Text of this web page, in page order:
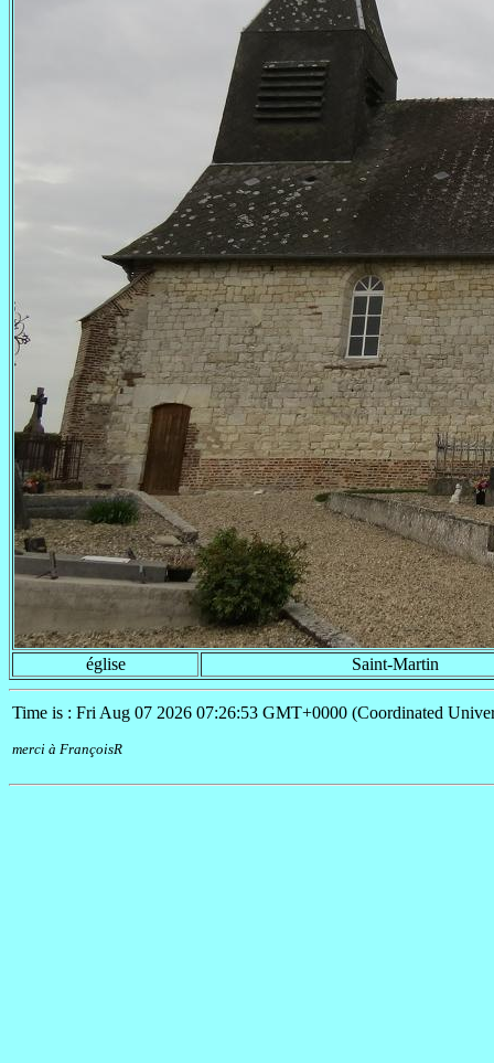
église Saint-Martin
Time is : Fri Aug 07 2026 07:26:53 GMT+0000 (Coordinated
merci à FrançoisR